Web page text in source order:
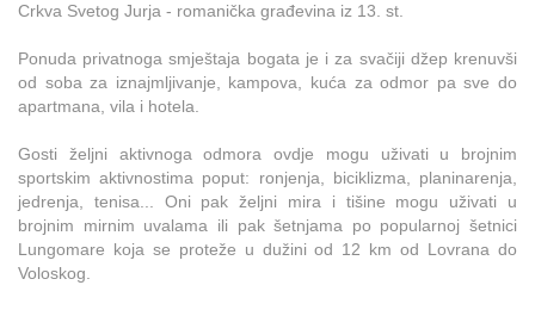
Crkva Svetog Jurja - romanička građevina iz 13. st.
Ponuda privatnoga smještaja bogata je i za svačiji džep krenuvši
od soba za iznajmljivanje, kampova, kuća za odmor pa sve do
apartmana, vila i hotela.
Gosti željni aktivnoga odmora ovdje mogu uživati u brojnim
sportskim aktivnostima poput: ronjenja, biciklizma, planinarenja,
jedrenja, tenisa... Oni pak željni mira i tišine mogu uživati u
brojnim mirnim uvalama ili pak šetnjama po popularnoj šetnici
Lungomare koja se proteže u dužini od 12 km od Lovrana do
Voloskog.